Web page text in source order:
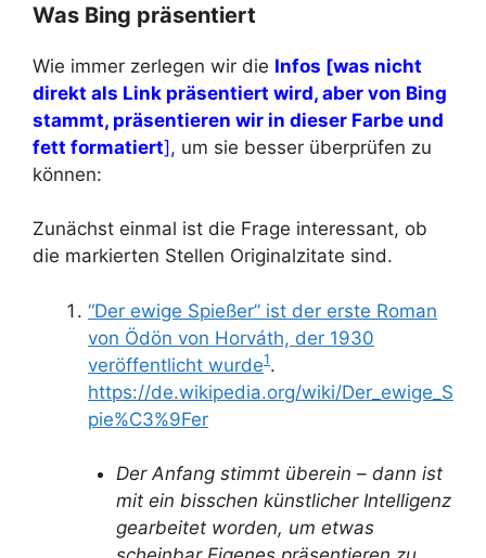
Was Bing präsentiert
Wie immer zerlegen wir die Infos [was nicht
direkt als Link präsentiert wird, aber von Bing
stammt, präsentieren wir in dieser Farbe und
fett formatiert], um sie besser überprüfen zu
können:
Zunächst einmal ist die Frage interessant, ob
die markierten Stellen Originalzitate sind.
“Der ewige Spießer” ist der erste Roman
von Ödön von Horváth, der 1930
veröffentlicht wurde1.
https://de.wikipedia.org/wiki/Der_ewige_S
pie%C3%9Fer
Der Anfang stimmt überein – dann ist
mit ein bisschen künstlicher Intelligenz
gearbeitet worden, um etwas